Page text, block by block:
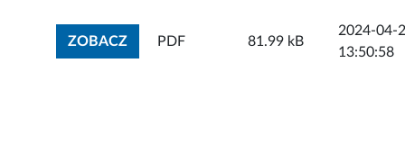
ZOBACZZOBACZ ZAŁĄCZNIK
PDF 81.99 kB
2024-04-
13:50:58